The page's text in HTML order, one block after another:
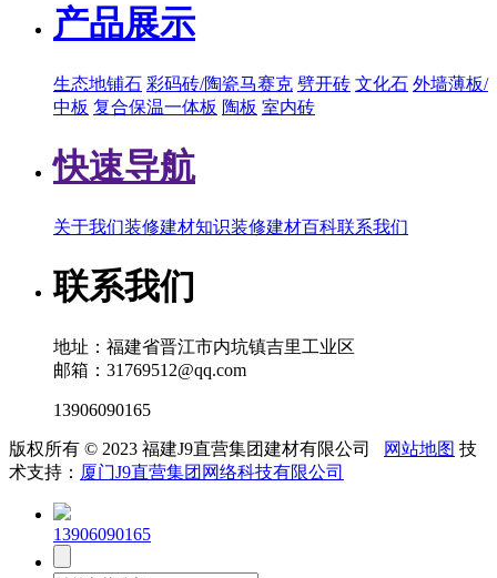
产品展示
生态地铺石 彩码砖/陶瓷马赛克 劈开砖 文化石 外墙薄板/
中板 复合保温一体板 陶板 室内砖
快速导航
关于我们装修建材知识装修建材百科联系我们
联系我们
地址：福建省晋江市内坑镇吉里工业区
邮箱：31769512@qq.com
13906090165
版权所有 © 2023 福建J9直营集团建材有限公司 网站地图 技
术支持： 厦门J9直营集团网络科技有限公司
13906090165